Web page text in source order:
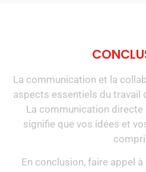
La communication et la
aspects essentiels du travail
La communication
signifie que vos idées et
En conclusion, faire appel